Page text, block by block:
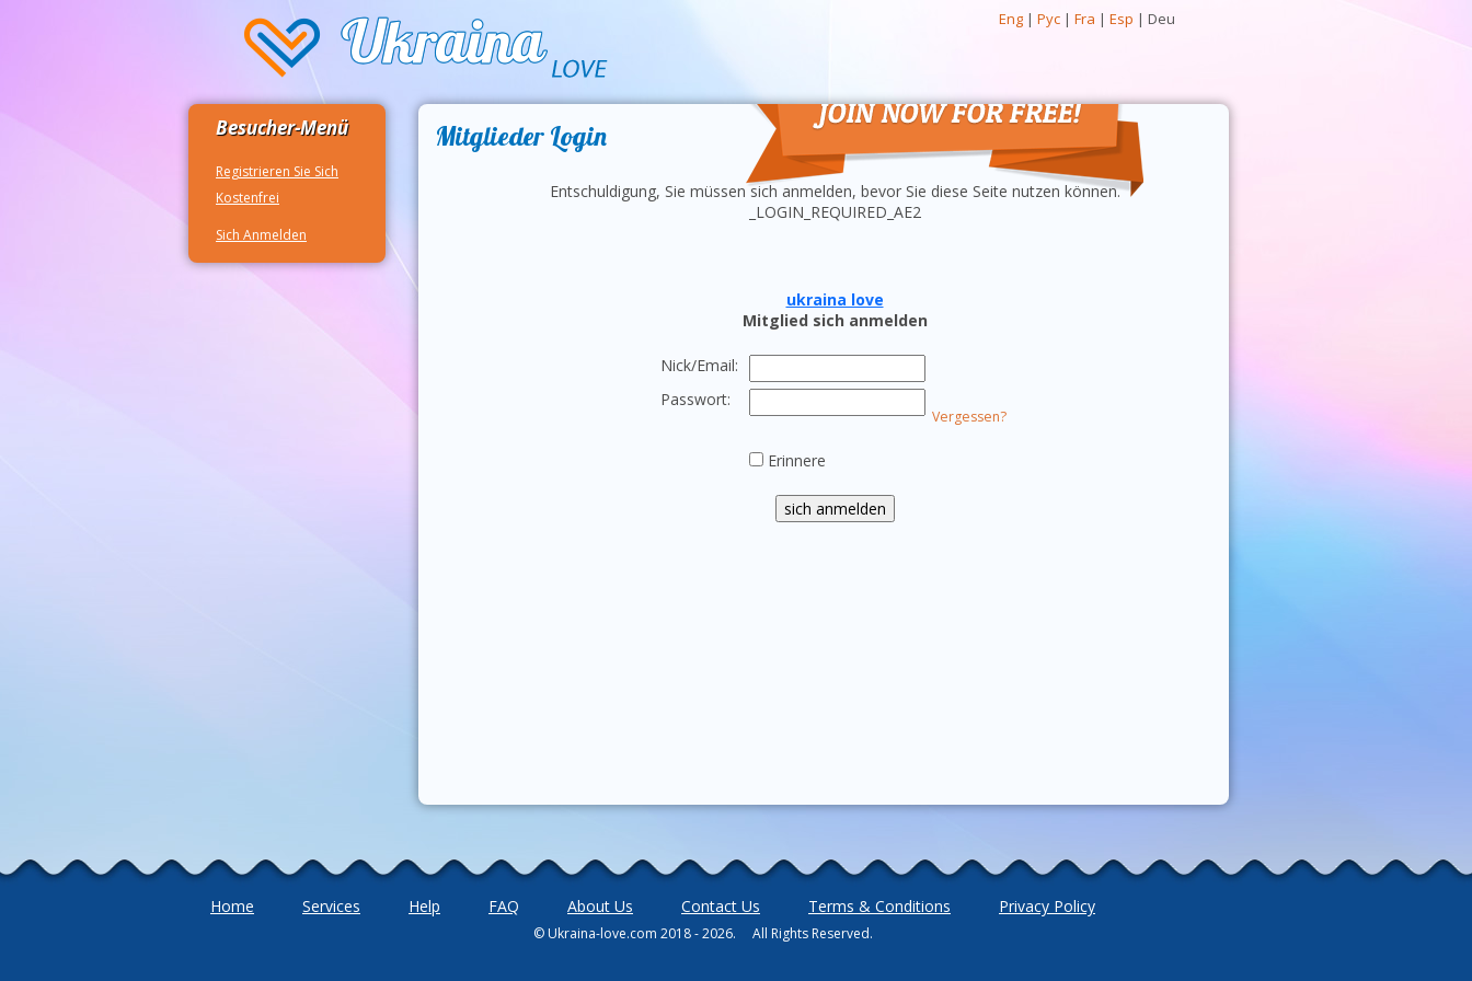
Eng | Рус | Fra | Esp | Deu
Besucher-Menü
Registrieren Sie Sich
Kostenfrei
Sich Anmelden
Mitglieder Login
Entschuldigung, Sie müssen sich anmelden, bevor Sie diese Seite nutzen können.
_LOGIN_REQUIRED_AE2
ukraina love
Mitglied sich anmelden
Nick/Email:
Passwort:
Vergessen?
Erinnere
Home Services Help FAQ About Us Contact Us Terms & Conditions Privacy Policy
© Ukraina-love.com 2018 - 2026. All Rights Reserved.